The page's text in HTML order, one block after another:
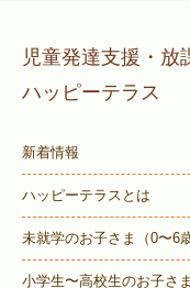
児童発達支援・
ハッピーテラス
新着情報
ハッピーテラスとは
未就学のお子さま （0〜6
小学生〜高校生のお子さま